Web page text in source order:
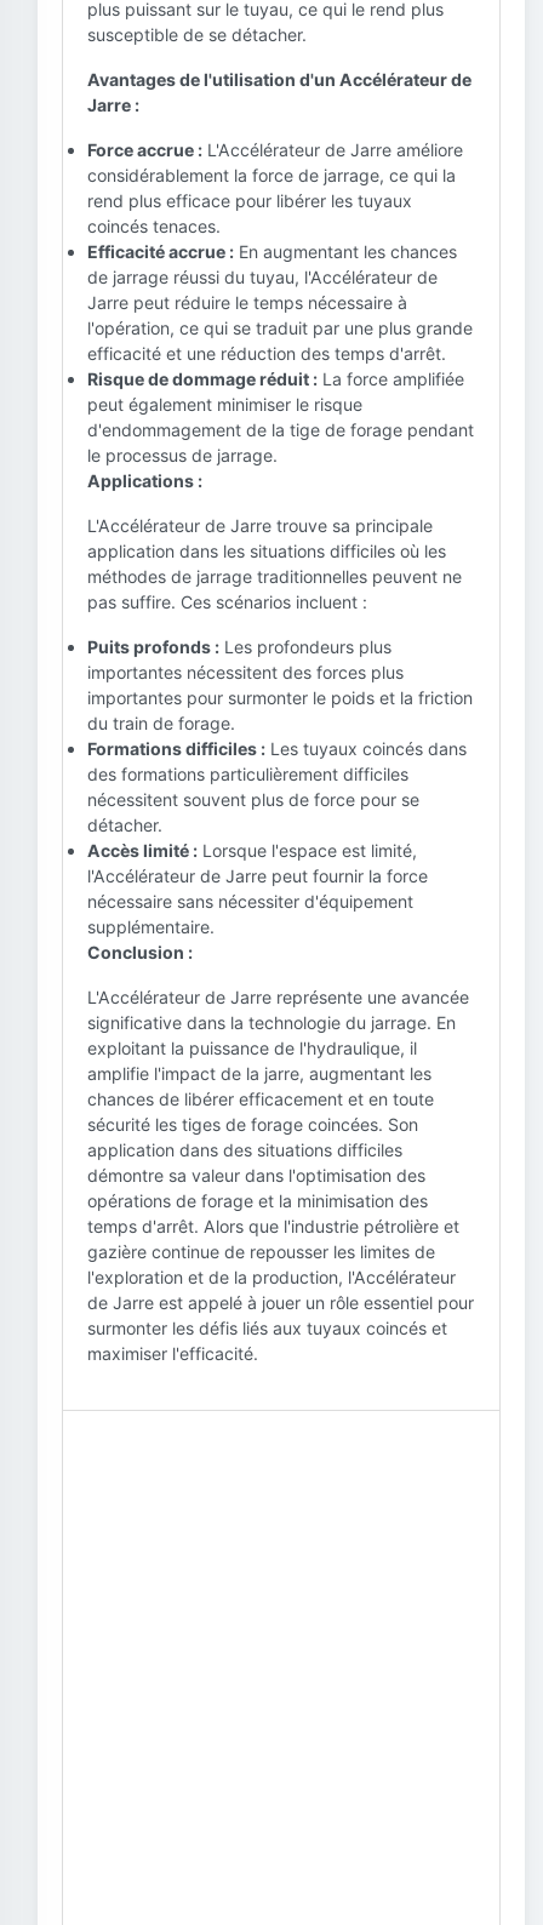
plus puissant sur le tuyau, ce qui le rend plus
susceptible de se détacher.
Avantages de l'utilisation d'un Accélérateur de
Jarre :
Force accrue : L'Accélérateur de Jarre améliore
considérablement la force de jarrage, ce qui la
rend plus efficace pour libérer les tuyaux
coincés tenaces.
Efficacité accrue : En augmentant les chances
de jarrage réussi du tuyau, l'Accélérateur de
Jarre peut réduire le temps nécessaire à
l'opération, ce qui se traduit par une plus grande
efficacité et une réduction des temps d'arrêt.
Risque de dommage réduit : La force amplifiée
peut également minimiser le risque
d'endommagement de la tige de forage pendant
le processus de jarrage.
Applications :
L'Accélérateur de Jarre trouve sa principale
application dans les situations difficiles où les
méthodes de jarrage traditionnelles peuvent ne
pas suffire. Ces scénarios incluent :
Puits profonds : Les profondeurs plus
importantes nécessitent des forces plus
importantes pour surmonter le poids et la friction
du train de forage.
Formations difficiles : Les tuyaux coincés dans
des formations particulièrement difficiles
nécessitent souvent plus de force pour se
détacher.
Accès limité : Lorsque l'espace est limité,
l'Accélérateur de Jarre peut fournir la force
nécessaire sans nécessiter d'équipement
supplémentaire.
Conclusion :
L'Accélérateur de Jarre représente une avancée
significative dans la technologie du jarrage. En
exploitant la puissance de l'hydraulique, il
amplifie l'impact de la jarre, augmentant les
chances de libérer efficacement et en toute
sécurité les tiges de forage coincées. Son
application dans des situations difficiles
démontre sa valeur dans l'optimisation des
opérations de forage et la minimisation des
temps d'arrêt. Alors que l'industrie pétrolière et
gazière continue de repousser les limites de
l'exploration et de la production, l'Accélérateur
de Jarre est appelé à jouer un rôle essentiel pour
surmonter les défis liés aux tuyaux coincés et
maximiser l'efficacité.